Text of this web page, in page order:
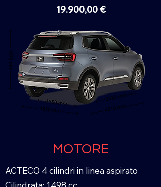
19.900,00 €
MOTORE
ACTECO 4 cilindri in linea aspirato